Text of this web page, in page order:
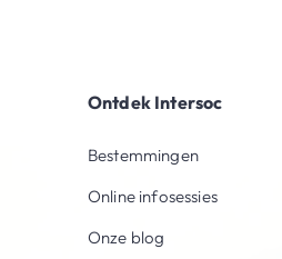
Ontdek Intersoc
Bestemmingen
Online infosessies
Onze blog